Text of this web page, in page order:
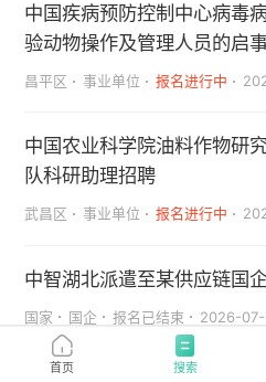
首页 搜索
中国疾病预防控制中心病毒
验动物操作及管理人员的启
昌平区 事业单位 报名进行中
中国农业科学院油料作物研
队科研助理招聘
武昌区 事业单位 报名进行中
中智湖北派遣至某供应链国
国家 国企 报名已结束 2026-